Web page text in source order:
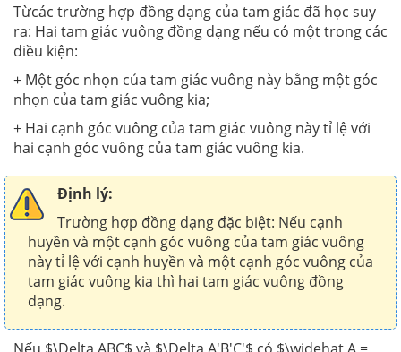
Từcác trường hợp đồng dạng của tam giác đã học suy
ra: Hai tam giác vuông đồng dạng nếu có một trong các
điều kiện:
+ Một góc nhọn của tam giác vuông này bằng một góc
nhọn của tam giác vuông kia;
+ Hai cạnh góc vuông của tam giác vuông này tỉ lệ với
hai cạnh góc vuông của tam giác vuông kia.
Định lý:
Trường hợp đồng dạng đặc biệt: Nếu cạnh
huyền và một cạnh góc vuông của tam giác vuông
này tỉ lệ với cạnh huyền và một cạnh góc vuông của
tam giác vuông kia thì hai tam giác vuông đồng
dạng.